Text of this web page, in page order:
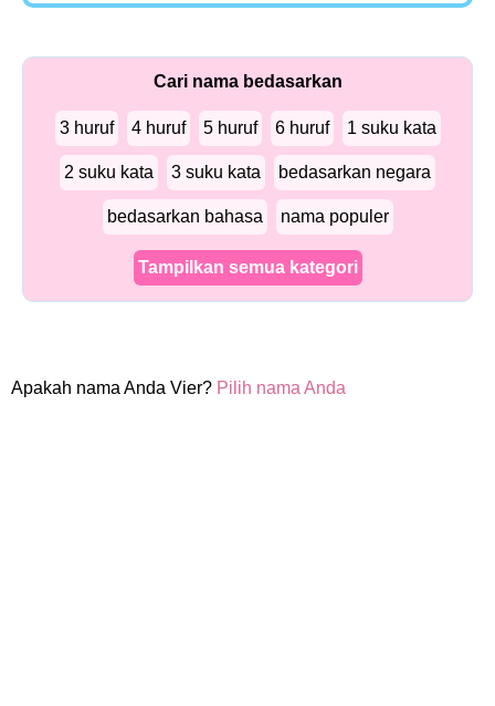
Cari nama bedasarkan
3 huruf 4 huruf 5 huruf 6 huruf 1 suku kata
2 suku kata 3 suku kata bedasarkan negara
bedasarkan bahasa nama populer
Tampilkan semua kategori
Apakah nama Anda Vier? Pilih nama Anda